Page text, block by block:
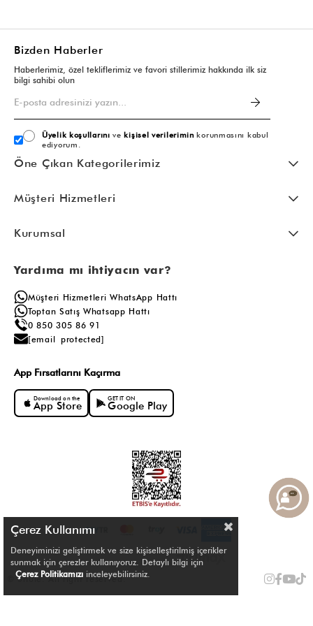
Bizden Haberler
Haberlerimiz, özel tekliflerimiz ve favori stillerimiz hakkında ilk siz
bilgi sahibi olun
Üyelik koşullarını vekişisel verileriminkorunmasını kabul
ediyorum.
Öne Çıkan Kategorilerimiz
Müşteri Hizmetleri
Kurumsal
Yardıma mı ihtiyacın var?
Müşteri Hizmetleri WhatsApp Hattı
Toptan Satış Whatsapp Hattı
0 850 305 86 91
[email protected]
App Fırsatlarını Kaçırma
Download on the
App Store
GET IT ON
Google Play
© Shule. All right reserved.
Çerez Kullanımı
Deneyiminizi geliştirmek ve size kişiselleştirilmiş içerikler
sunmak için çerezler kullanıyoruz. Detaylı bilgi için
Çerez Politikamızı inceleyebilirsiniz.